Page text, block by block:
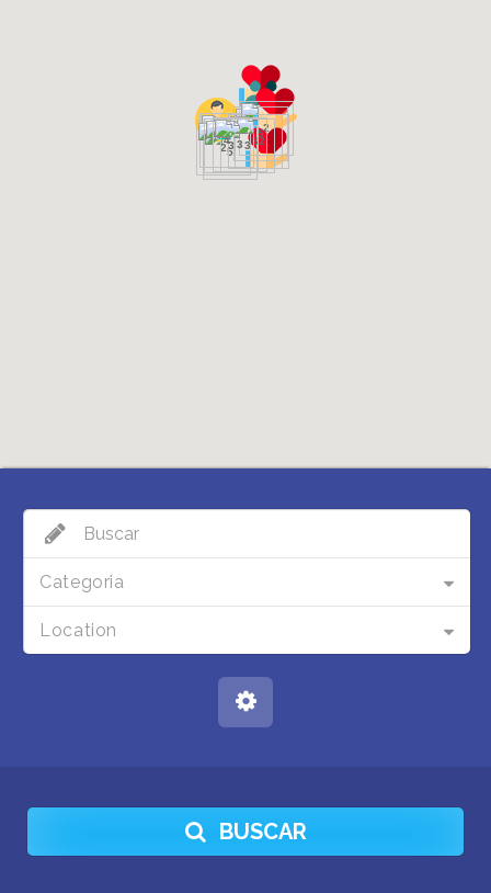
5
5
6
4
2
2
2
3 3
3
Categoria
Location
BUSCAR